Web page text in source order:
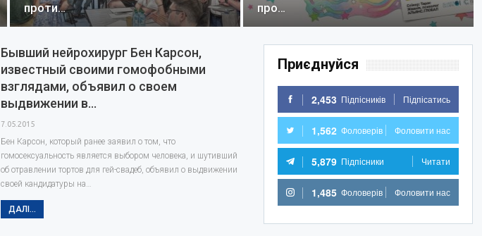
проти…
про…
Бывший нейрохирург Бен Карсон,
известный своими гомофобными
взглядами, объявил о своем
выдвижении в…
7.05.2015
Бен Карсон, который ранее заявил о том, что
гомосексуальность является выбором человека, и шутивший
об отравлении тортов для гей-свадеб, объявил о выдвижении
своей кандидатуры на…
ДАЛІ...
Приєднуйся
2,453 Підпісників Підпісатись
1,562 Фоловерів Фоловити нас
5,879 Підпісники Читати
1,485 Фоловерів Фоловити нас